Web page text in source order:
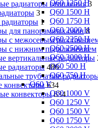
Q60 1250 H
Q60 1500 H
Q60 1750 H
Q60 2000 H
Q60 2250 H
Q60 2500 H
Q60 3000 H
Q60 500 H
Q60 750 H
Q60 V
Q60 1000 V
Q60 1250 V
Q60 1500 V
Q60 1750 V
радиаторы отопления 3
3
1
для панорамных окон 8
с межосевым
с нижним подключением
вертикальные радиаторы
радиаторы 486
трубчатые
конвекторы 634
конвекторы 634